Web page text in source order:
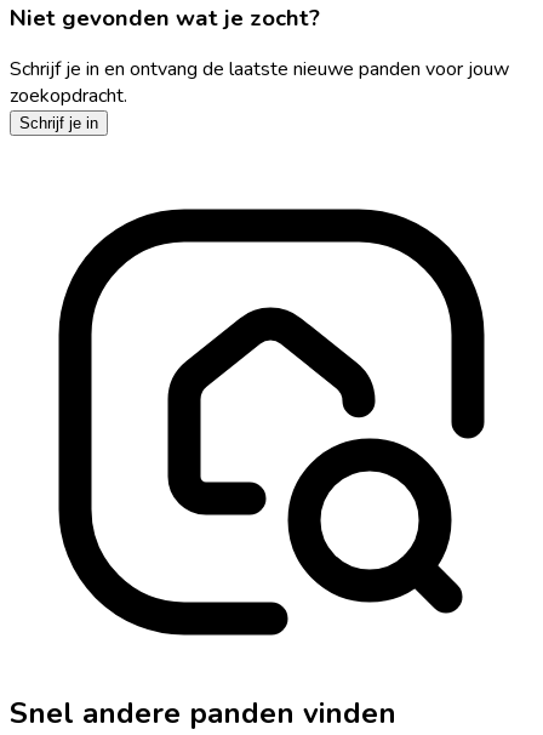
Niet gevonden wat je zocht?
Schrijf je in en ontvang de laatste nieuwe panden voor jouw
zoekopdracht.
Schrijf je in
Snel andere panden vinden